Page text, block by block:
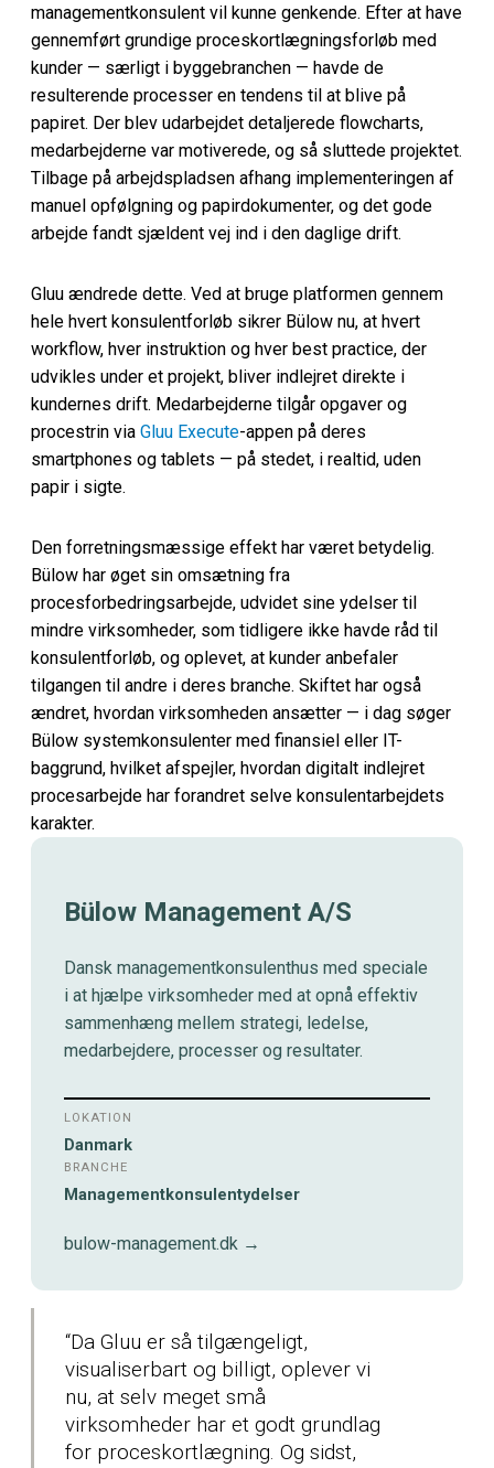
managementkonsulent vil kunne genkende. Efter at have
gennemført grundige proceskortlægningsforløb med
kunder — særligt i byggebranchen — havde de
resulterende processer en tendens til at blive på
papiret. Der blev udarbejdet detaljerede flowcharts,
medarbejderne var motiverede, og så sluttede projektet.
Tilbage på arbejdspladsen afhang implementeringen af
manuel opfølgning og papirdokumenter, og det gode
arbejde fandt sjældent vej ind i den daglige drift.
Gluu ændrede dette. Ved at bruge platformen gennem
hele hvert konsulentforløb sikrer Bülow nu, at hvert
workflow, hver instruktion og hver best practice, der
udvikles under et projekt, bliver indlejret direkte i
kundernes drift. Medarbejderne tilgår opgaver og
procestrin viaGluu Execute-appen på deres
smartphones og tablets — på stedet, i realtid, uden
papir i sigte.
Den forretningsmæssige effekt har været betydelig.
Bülow har øget sin omsætning fra
procesforbedringsarbejde, udvidet sine ydelser til
mindre virksomheder, som tidligere ikke havde råd til
konsulentforløb, og oplevet, at kunder anbefaler
tilgangen til andre i deres branche. Skiftet har også
ændret, hvordan virksomheden ansætter — i dag søger
Bülow systemkonsulenter med finansiel eller IT-
baggrund, hvilket afspejler, hvordan digitalt indlejret
procesarbejde har forandret selve konsulentarbejdets
karakter.
Bülow Management A/S
Dansk managementkonsulenthus med speciale
i at hjælpe virksomheder med at opnå effektiv
sammenhæng mellem strategi, ledelse,
medarbejdere, processer og resultater.
LOKATION
Danmark
BRANCHE
Managementkonsulentydelser
bulow-management.dk →
“Da Gluu er så tilgængeligt,
visualiserbart og billigt, oplever vi
nu, at selv meget små
virksomheder har et godt grundlag
for proceskortlægning. Og sidst,